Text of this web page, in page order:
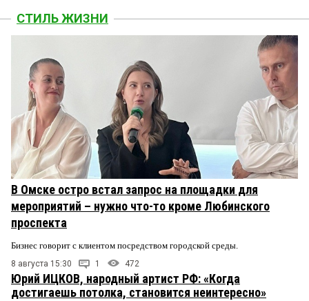
СТИЛЬ ЖИЗНИ
В Омске остро встал запрос на площадки для
мероприятий – нужно что-то кроме Любинского
проспекта
Бизнес говорит с клиентом посредством городской среды.
8 августа 15:30 1 472
Юрий ИЦКОВ, народный артист РФ: «Когда
достигаешь потолка, становится неинтересно»